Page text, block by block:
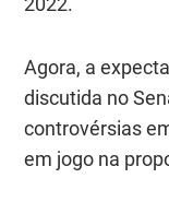
Agora, a
discutida no
controvérsias
em jogo na